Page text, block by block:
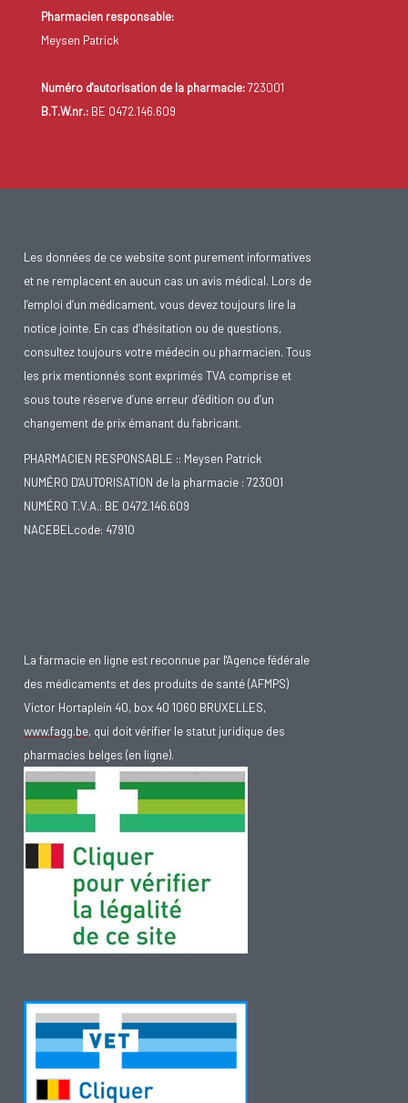
Pharmacien responsable:
Meysen Patrick
Numéro d'autorisation de la pharmacie:723001
B.T.W.nr.:BE 0472.146.609
Les données de ce website sont purement informatives
et ne remplacent en aucun cas un avis médical. Lors de
l’emploi d’un médicament, vous devez toujours lire la
notice jointe. En cas d’hésitation ou de questions,
consultez toujours votre médecin ou pharmacien. Tous
les prix mentionnés sont exprimés TVA comprise et
sous toute réserve d’une erreur d’édition ou d’un
changement de prix émanant du fabricant.
PHARMACIEN RESPONSABLE :: Meysen Patrick
NUMÉRO D'AUTORISATION de la pharmacie : 723001
NUMÉRO T.V.A.: BE 0472.146.609
NACEBELcode: 47910
La farmacie en ligne est reconnue par l'Agence fédérale
des médicaments et des produits de santé (AFMPS)
Victor Hortaplein 40, box 40 1060 BRUXELLES,
www.fagg.be, qui doit vérifier le statut juridique des
pharmacies belges (en ligne).